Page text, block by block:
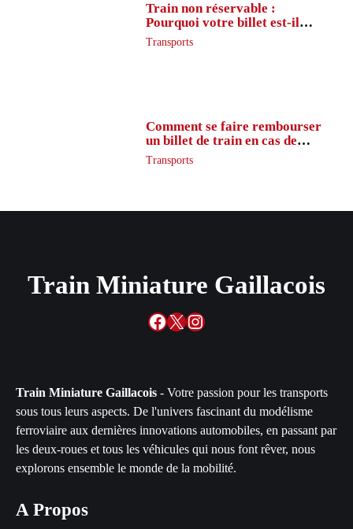
Train non réservable :
Pourquoi votre billet est-il
inaccessible ?
Transports
Comment se faire rembourser
un billet de train en cas de
retard ?
Transports
Train Miniature Gaillacois
Facebook
X Instagram
Train Miniature Gaillacois - Votre passion pour les transports
sous tous leurs aspects. De l'univers fascinant du modélisme
ferroviaire aux dernières innovations automobiles, en passant par
les deux-roues et tous les véhicules qui nous font rêver, nous
explorons ensemble le monde de la mobilité.
A Propos